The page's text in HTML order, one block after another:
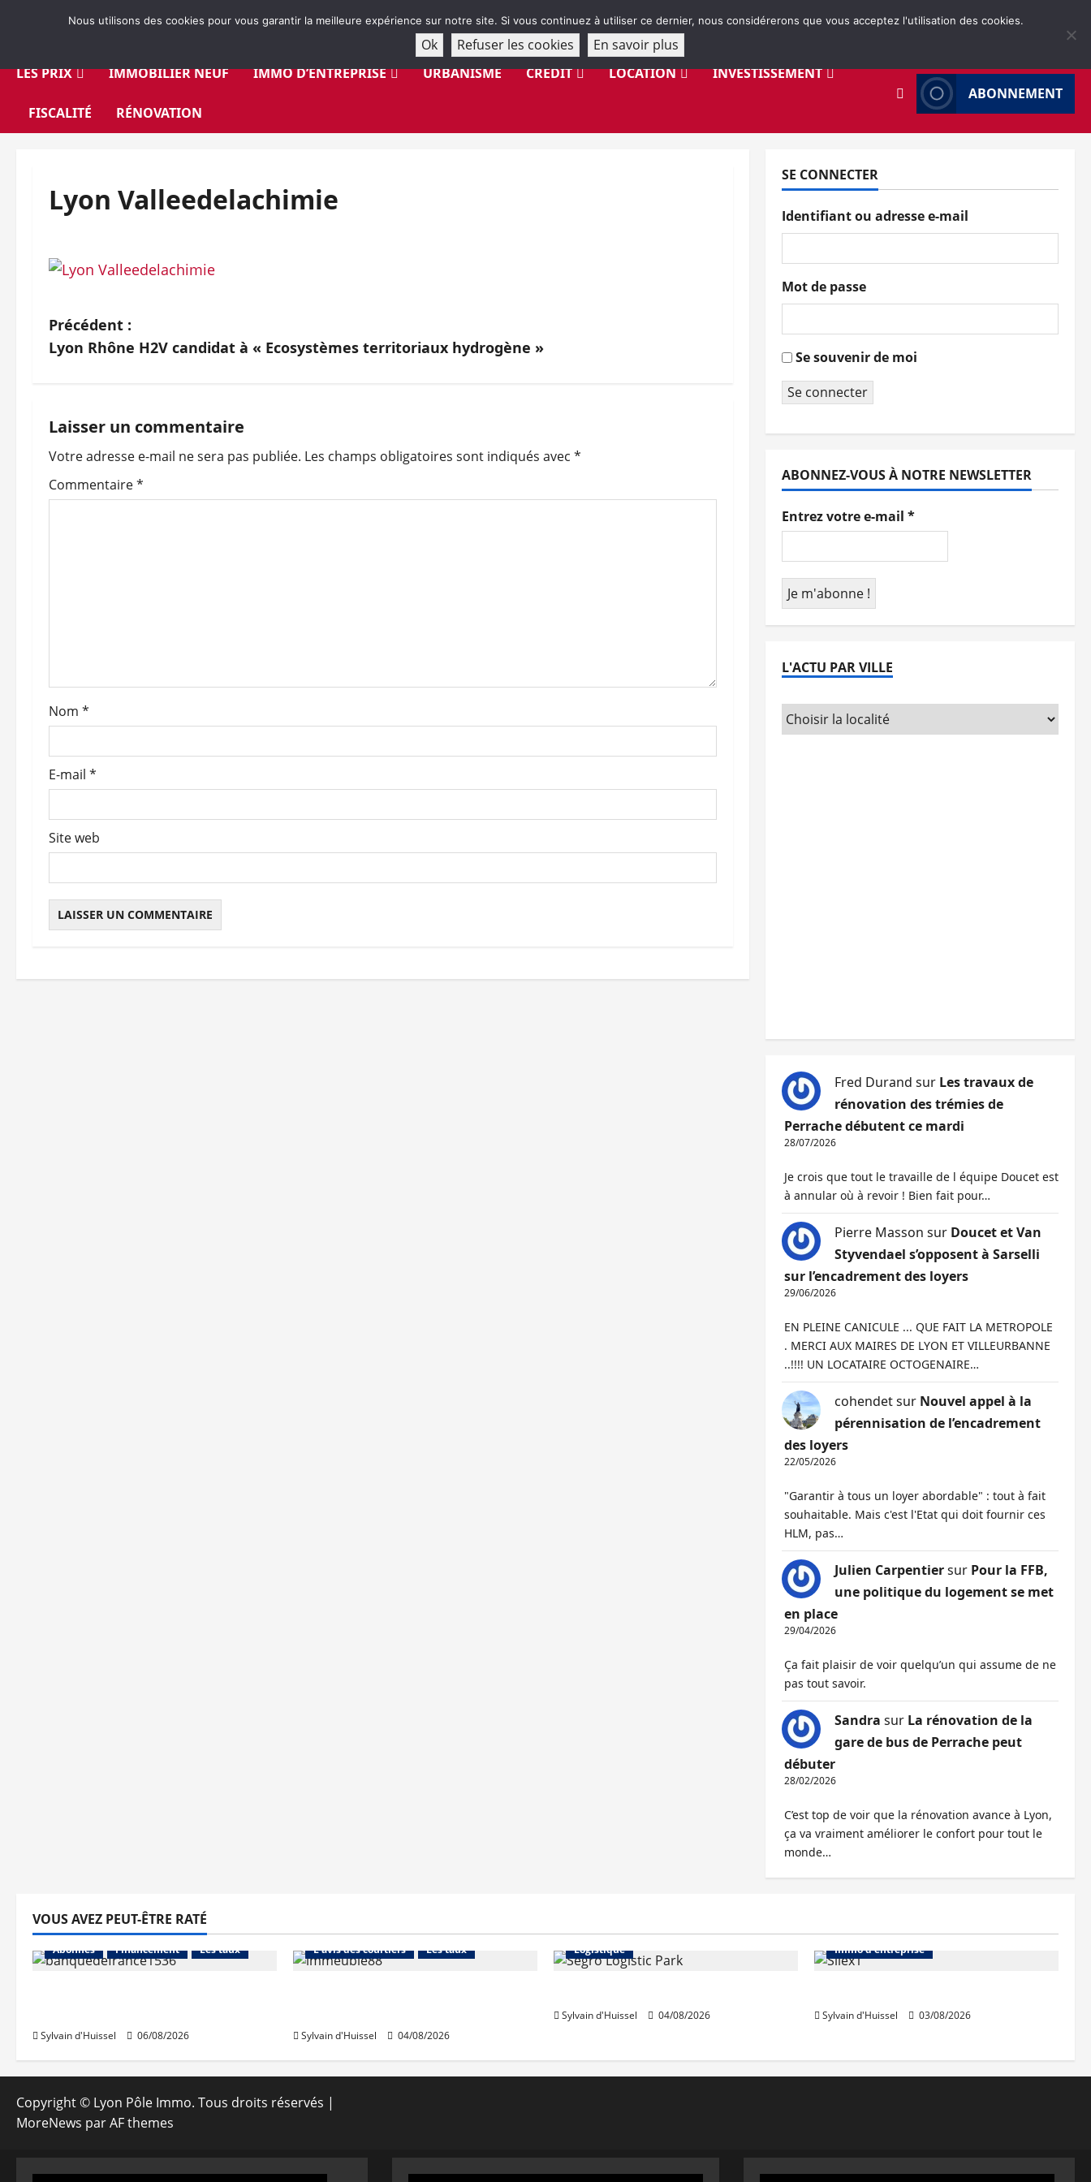
LES PRIX
IMMOBILIER NEUF IMMO D’ENTREPRISE URBANISME CRÉDIT LOCATION INVESTISSEMENT
FISCALITÉ RÉNOVATION
ABONNEMENT
Lyon Valleedelachimie
N
a
i
g
a
’
r
i
c
l
Précédent :
Lyon Rhône H2V candidat à « Ecosystèmes territoriaux hydrogène »
Laisser un commentaire
Votre adresse e-mail ne sera pas publiée. Les champs obligatoires sont indiqués avec *
Commentaire*
Nom *
E-mail *
Site web
SE CONNECTER
Identifiant ou adresse e-mail
Mot de passe
Se souvenir de moi
Se connecter
ABONNEZ-VOUS À NOTRE NEWSLETTER
Entrez votre e-mail *
L'ACTU PAR VILLE
Fred Durand sur Les travaux de
rénovation des trémies de
Perrache débutent ce mardi
28/07/2026
Je crois que tout le travaille de l équipe Doucet est
à annular où à revoir ! Bien fait pour…
Pierre Masson sur Doucet et Van
Styvendael s’opposent à Sarselli
sur l’encadrement des loyers
29/06/2026
EN PLEINE CANICULE ... QUE FAIT LA METROPOLE
. MERCI AUX MAIRES DE LYON ET VILLEURBANNE
..!!!! UN LOCATAIRE OCTOGENAIRE…
cohendetsur Nouvel appel à la
pérennisation de l’encadrement
des loyers
22/05/2026
"Garantir à tous un loyer abordable" : tout à fait
souhaitable. Mais c'est l'Etat qui doit fournir ces
HLM, pas…
Julien Carpentiersur Pour la FFB,
une politique du logement se met
en place
29/04/2026
Ça fait plaisir de voir quelqu’un qui assume de ne
pas tout savoir.
Sandra sur La rénovation de la
gare de bus de Perrache peut
débuter
28/02/2026
C’est top de voir que la rénovation avance à Lyon,
ça va vraiment améliorer le confort pour tout le
monde…
VOUS AVEZ PEUT-ÊTRE RATÉ
Abonnés Financement Les taux
Sylvain d'Huissel 06/08/2026
L'avis des courtiers
Les taux
Sylvain d'Huissel 04/08/2026
Logistique
Sylvain d'Huissel 04/08/2026
Immo d'entreprise
Sylvain d'Huissel 03/08/2026
Copyright © Lyon Pôle Immo. Tous droits réservés |
MoreNews par AF themes
Nous utilisons des cookies pour vous garantir la meilleure expérience sur notre site. Si vous continuez à utiliser ce dernier, nous considérerons que vous acceptez l'utilisation des cookies.
Ok Refuser les cookies En savoir plus